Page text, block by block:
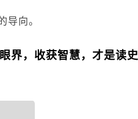
向。
界，收获智慧，才是读史